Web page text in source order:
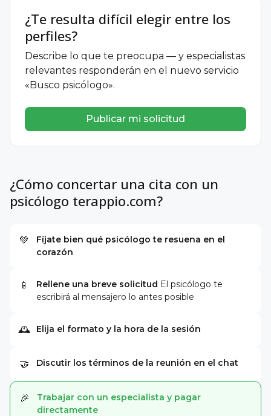
¿Te resulta difícil elegir entre los
perfiles?
Describe lo que te preocupa — y especialistas
relevantes responderán en el nuevo servicio
«Busco psicólogo».
Publicar mi solicitud
¿Cómo concertar una cita con un
psicólogo terappio.com?
💚
Fíjate bien qué psicólogo te resuena en el
corazón
📱 Rellene una breve solicitud El psicólogo te
escribirá al mensajero lo antes posible
🕰 Elija el formato y la hora de la sesión
🤝 Discutir los términos de la reunión en el chat
🎉
Trabajar con un especialista y pagar
directamente